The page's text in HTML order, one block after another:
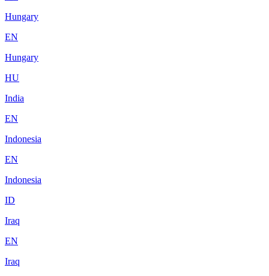
Hungary
EN
Hungary
HU
India
EN
Indonesia
EN
Indonesia
ID
Iraq
EN
Iraq